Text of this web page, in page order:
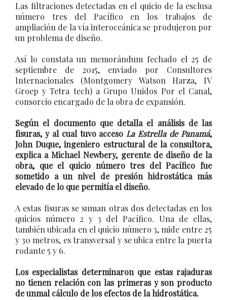
Las filtraciones detectadas en el quicio de la esclusa
número tres del Pacífico en los trabajos de
ampliación de la vía interoceánica se produjeron por
un problema de diseño.
Así lo constata un memorándum fechado el 25 de
septiembre de 2015, enviado por Consultores
Internacionales (Montgomery Watson Harza, IV
Groep y Tetra tech) a Grupo Unidos Por el Canal,
consorcio encargado de la obra de expansión.
Según el documento que detalla el análisis de las
fisuras, y al cual tuvo acceso La Estrella de Panamá,
John Duque, ingeniero estructural de la consultora,
explica a Michael Newbery, gerente de diseño de la
obra, que el quicio número tres del Pacífico fue
sometido a un nivel de presión hidrostática más
elevado de lo que permitía el diseño.
A estas fisuras se suman otras dos detectadas en los
quicios número 2 y 3 del Pacífico. Una de ellas,
también ubicada en el quicio número 3, mide entre 25
y 30 metros, es transversal y se ubica entre la puerta
rodante 5 y 6.
Los especialistas determinaron que estas rajaduras
no tienen relación con las primeras y son producto
de unmal cálculo de los efectos de la hidrostática.